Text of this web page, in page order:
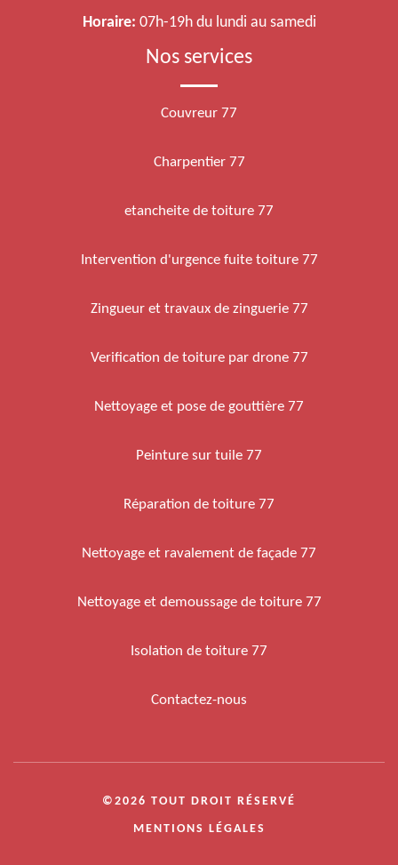
Horaire: 07h-19h du lundi au samedi
Nos services
Couvreur 77
Charpentier 77
etancheite de toiture 77
Intervention d'urgence fuite toiture 77
Zingueur et travaux de zinguerie 77
Verification de toiture par drone 77
Nettoyage et pose de gouttière 77
Peinture sur tuile 77
Réparation de toiture 77
Nettoyage et ravalement de façade 77
Nettoyage et demoussage de toiture 77
Isolation de toiture 77
Contactez-nous
©2026 TOUT DROIT RÉSERVÉ
MENTIONS LÉGALES